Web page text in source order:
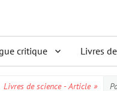
critique Livres
Livres de science - Article »